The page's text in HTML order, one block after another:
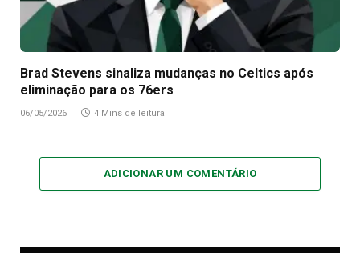
Brad Stevens sinaliza mudanças no Celtics após
eliminação para os 76ers
06/05/2026 4 Mins de leitura
ADICIONAR UM COMENTÁRIO